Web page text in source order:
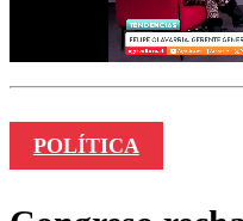
POLÍTICA